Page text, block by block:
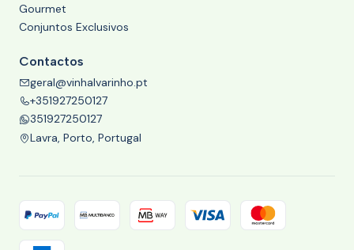
Gourmet
Conjuntos Exclusivos
Contactos
geral@vinhalvarinho.pt
+351927250127
351927250127
Lavra, Porto, Portugal